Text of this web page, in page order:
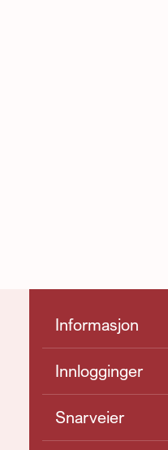
Informasjon
Innlogginger
Snarveier